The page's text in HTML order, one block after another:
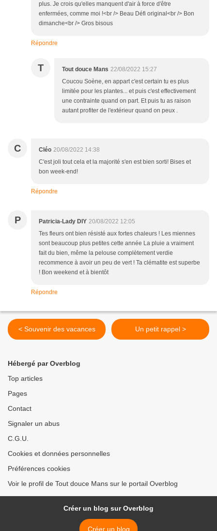
plus. Je crois qu'elles manquent d'air à force d'être
enfermées, comme moi !<br /> Beau Défi original<br /> Bon
dimanche<br /> Gros bisous
Répondre
T Tout douce Mans 22/08/2022 15:27
Coucou Soène, en appart c'est certain tu es plus
limitée pour les plantes... et puis c'est effectivement
une contrainte quand on part. Et puis tu as raison
autant profiter de l'extérieur quand on peux .
C Cléo 20/08/2022 14:38
C'est joli tout cela et la majorité s'en est bien sorti! Bises et
bon week-end!
Répondre
P Patricia-Lady DIY 20/08/2022 12:05
Tes fleurs ont bien résisté aux fortes chaleurs ! Les miennes
sont beaucoup plus petites cette année La pluie a vraiment
fait du bien, même la pelouse complètement verdie
recommence à avoir un peu de vert ! Ta clématite est superbe
! Bon weekend et à bientôt
Répondre
< Souvenir des vacances Un petit rappel >
Hébergé par Overblog
Top articles
Pages
Contact
Signaler un abus
C.G.U.
Cookies et données personnelles
Préférences cookies
Voir le profil de Tout douce Mans sur le portail Overblog
Créer un blog sur Overblog
Créer un blog